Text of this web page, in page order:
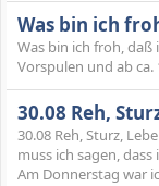
Was bin ich
Was bin ich froh, daß
Vorspulen und ab ca.
30.08 Reh,
30.08 Reh, Sturz,
muss ich sagen,
Am Donnerstag war